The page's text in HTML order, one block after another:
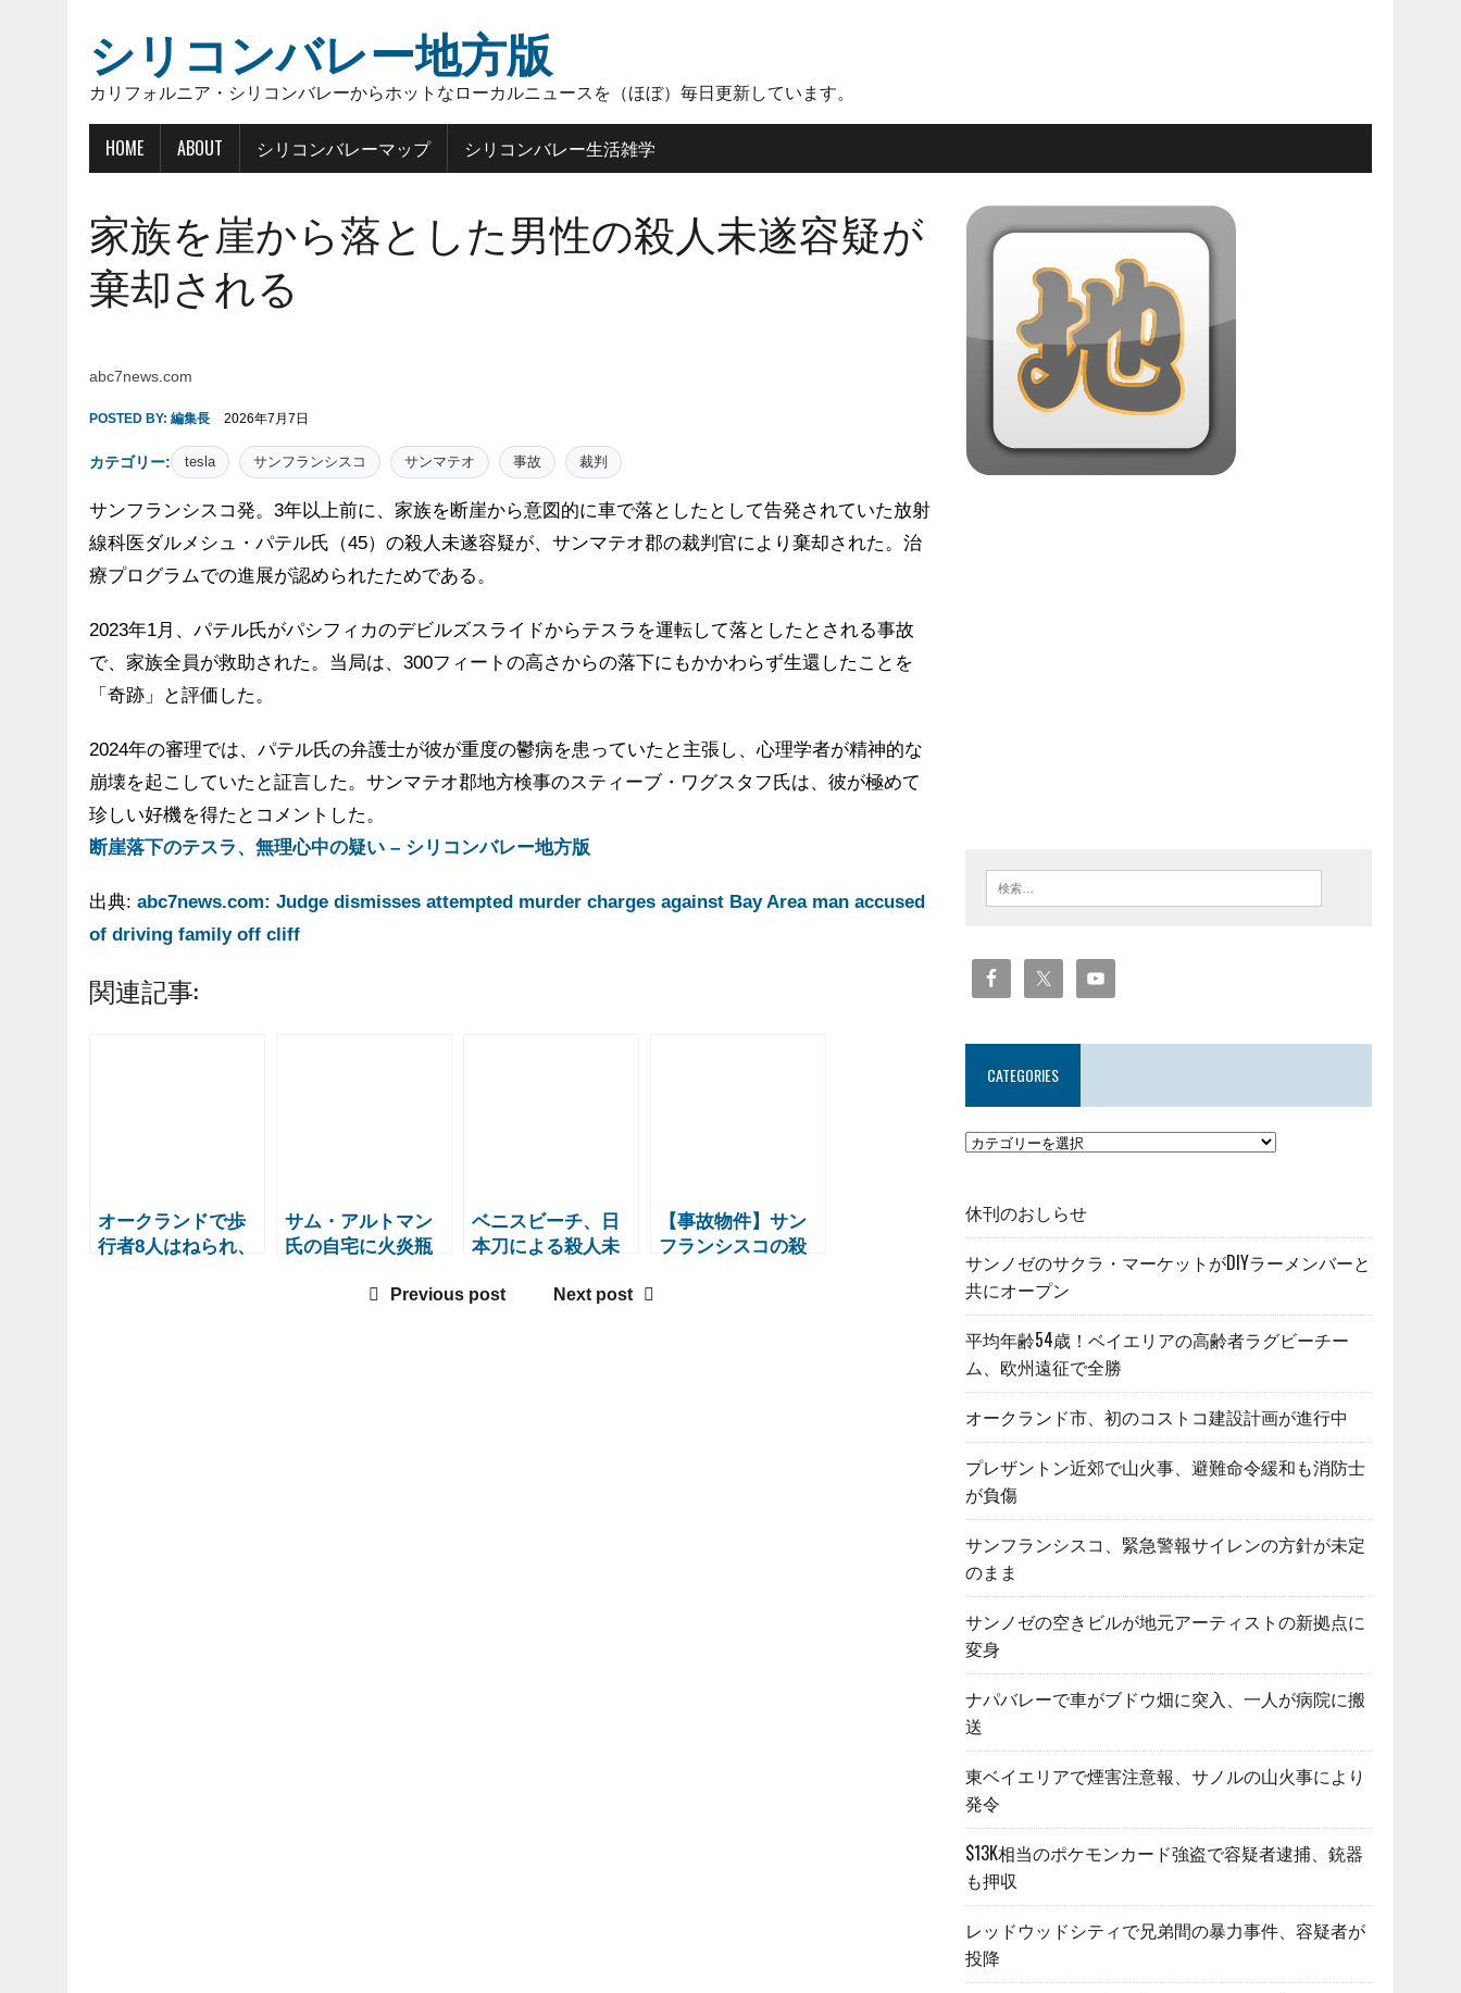
シリコンバレー地方版
カリフォルニア・シリコンバレーからホットなローカルニュースを（ほぼ）毎日更新しています。
HOME ABOUT シリコンバレーマップ シリコンバレー生活雑学
家族を崖から落とした男性の殺人未遂容疑が
棄却される
abc7news.com
POSTED BY: 編集長 2026年7月7日
カテゴリー: tesla サンフランシスコ サンマテオ 事故 裁判
サンフランシスコ発。3年以上前に、家族を断崖から意図的に車で落としたとして告発されていた放射
線科医ダルメシュ・パテル氏（45）の殺人未遂容疑が、サンマテオ郡の裁判官により棄却された。治
療プログラムでの進展が認められたためである。
2023年1月、パテル氏がパシフィカのデビルズスライドからテスラを運転して落としたとされる事故
で、家族全員が救助された。当局は、300フィートの高さからの落下にもかかわらず生還したことを
「奇跡」と評価した。
2024年の審理では、パテル氏の弁護士が彼が重度の鬱病を患っていたと主張し、心理学者が精神的な
崩壊を起こしていたと証言した。サンマテオ郡地方検事のスティーブ・ワグスタフ氏は、彼が極めて
珍しい好機を得たとコメントした。
断崖落下のテスラ、無理心中の疑い – シリコンバレー地方版
出典: abc7news.com: Judge dismisses attempted murder charges against Bay Area man accused
of driving family off cliff
関連記事:
オークランドで歩
行者8人はねられ、
サム・アルトマン
氏の自宅に火炎瓶
ベニスビーチ、日
本刀による殺人未
【事故物件】サン
フランシスコの殺
Previous post Next post
CATEGORIES
休刊のおしらせ
サンノゼのサクラ・マーケットがDIYラーメンバーと
共にオープン
平均年齢54歳！ベイエリアの高齢者ラグビーチー
ム、欧州遠征で全勝
オークランド市、初のコストコ建設計画が進行中
プレザントン近郊で山火事、避難命令緩和も消防士
が負傷
サンフランシスコ、緊急警報サイレンの方針が未定
のまま
サンノゼの空きビルが地元アーティストの新拠点に
変身
ナパバレーで車がブドウ畑に突入、一人が病院に搬
送
東ベイエリアで煙害注意報、サノルの山火事により
発令
$13K相当のポケモンカード強盗で容疑者逮捕、銃器
も押収
レッドウッドシティで兄弟間の暴力事件、容疑者が
投降